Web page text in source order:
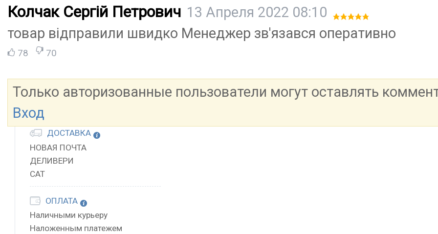
Колчак Сергій Петрович 13 Апреля 2022 08:10
товар відправили швидко Менеджер зв'язався оперативно
78 70
Только авторизованные пользователи могут оставлять
Вход
ДОСТАВКА
НОВАЯ ПОЧТА
ДЕЛИВЕРИ
САТ
ОПЛАТА
Наличными курьеру
Наложенным платежем